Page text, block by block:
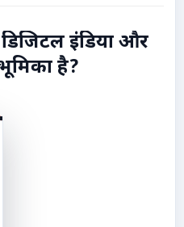
इंडिया और
है?